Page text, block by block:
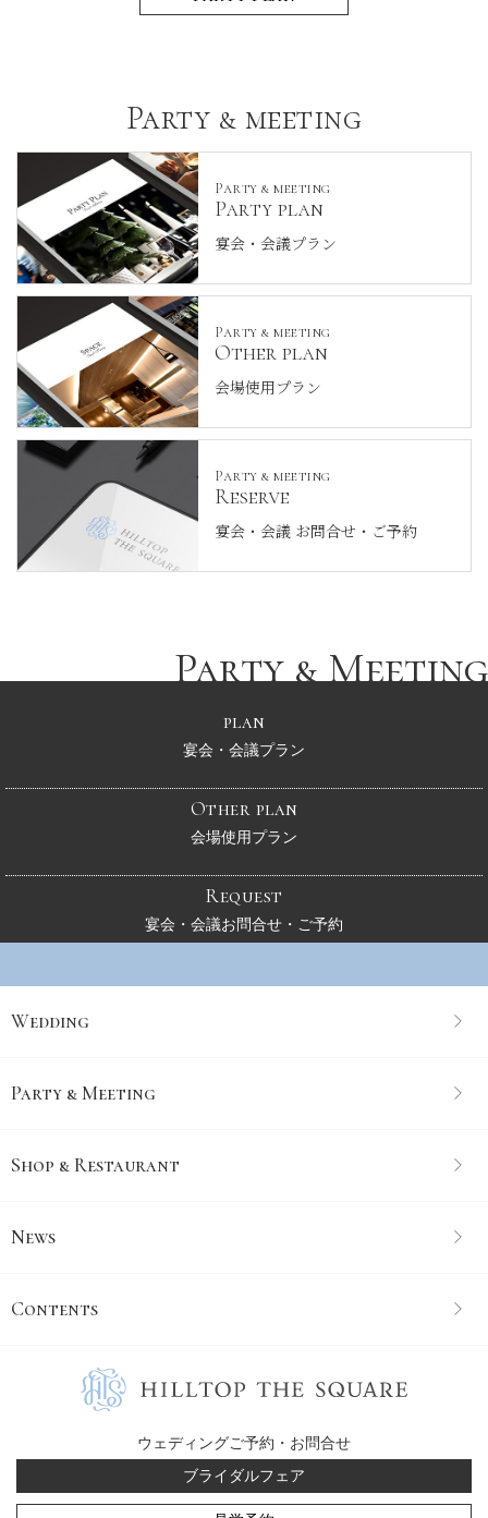
Party & meeting
Party & meeting
Party plan
宴会・会議プラン
Party & meeting
Other plan
会場使用プラン
Party & meeting
Reserve
宴会・会議 お問合せ・ご予約
Party & Meeting
plan
宴会・会議プラン
Other plan
会場使用プラン
Request
宴会・会議お問合せ・ご予約
Wedding
Party & Meeting
Shop & Restaurant
News
Contents
ウェディングご予約・お問合せ
ブライダルフェア